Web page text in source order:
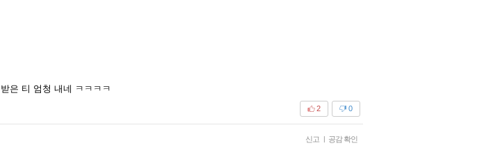
은 티 엄청 내네 ㅋㅋㅋㅋ
0
2
신고 | 공감 확인